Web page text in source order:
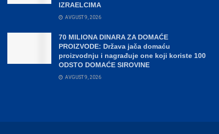
IZRAELCIMA
AVGUST 9, 2026
70 MILIONA DINARA ZA DOMAĆE
PROIZVODE: Država jača domaću
proizvodnju i nagrađuje one koji koriste 100
ODSTO DOMAĆE SIROVINE
AVGUST 9, 2026